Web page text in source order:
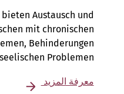
Austausch und
mit chronischen
Behinderungen
Problemen.
معرفة المزيد